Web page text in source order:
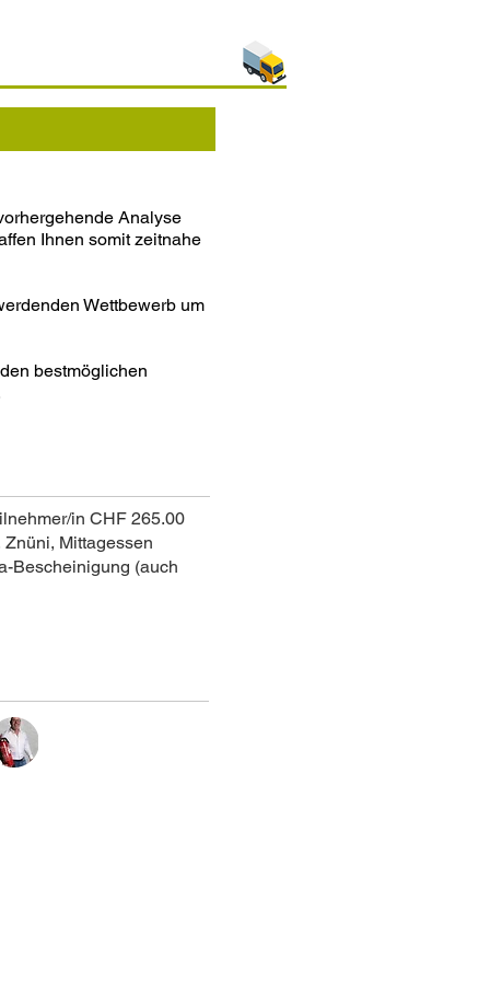
Analyse
Ihnen somit zeitnahe
Wettbewerb um
bestmöglichen
in CHF 265.00
Mittagessen
Bescheinigung (auch